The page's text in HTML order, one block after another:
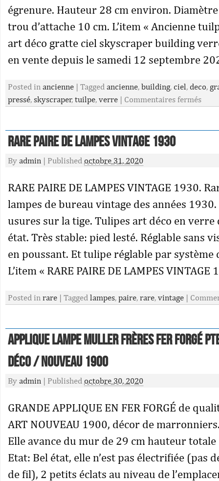
égrenure. Hauteur 28 cm environ.
trou d’attache 10 cm. L’item « Ancienne
art déco gratte ciel skyscraper building
en vente depuis le samedi 12 septembre
Posted in ancienne | Tagged ancienne, building, ciel, deco,
pressé, skyscraper, tuilpe, verre | Commentaires fermés
Rare Paire De Lampes Vintage 1930
By admin | Published octobre 31, 2020
RARE PAIRE DE LAMPES VINTAGE 1930.
lampes de bureau vintage des années
usures sur la tige. Tulipes art déco en verre
état. Très stable: pied lesté. Réglable sans
en poussant. Et tulipe réglable par système
L’item « RARE PAIRE DE LAMPES
Posted in rare | Tagged lampes, paire, rare, vintage |
APPLIQUE lampe MULLER FRÈRES FER FORGÉ
déco / NOUVEAU 1900
By admin | Published octobre 30, 2020
GRANDE APPLIQUE EN FER FORGÉ de
ART NOUVEAU 1900, décor de
Elle avance du mur de 29 cm hauteur totale
Etat: Bel état, elle n’est pas électrifiée (pas
de fil), 2 petits éclats au niveau de